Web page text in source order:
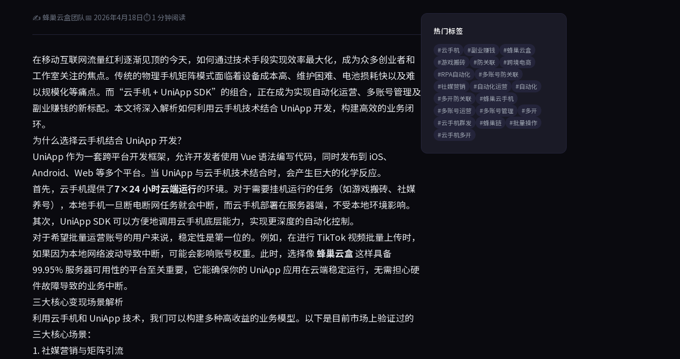
✍ 蜂巢云盒团队📅 2026年4月18日⏱ 1 分钟阅读
在移动互联网流量红利逐渐见顶的今天，如何通过技术手段实现效率最大化，成为众多创业者和
工作室关注的焦点。传统的物理手机矩阵模式面临着设备成本高、维护困难、电池损耗快以及难
以规模化等痛点。而“云手机 + UniApp SDK”的组合，正在成为实现自动化运营、多账号管理及
副业赚钱的新标配。本文将深入解析如何利用云手机技术结合 UniApp 开发，构建高效的业务闭
环。
为什么选择云手机结合 UniApp 开发？
UniApp 作为一套跨平台开发框架，允许开发者使用 Vue 语法编写代码，同时发布到 iOS、
Android、Web 等多个平台。当 UniApp 与云手机技术结合时，会产生巨大的化学反应。
首先，云手机提供了7×24 小时云端运行的环境。对于需要挂机运行的任务（如游戏搬砖、社媒
养号），本地手机一旦断电断网任务就会中断，而云手机部署在服务器端，不受本地环境影响。
其次，UniApp SDK 可以方便地调用云手机底层能力，实现更深度的自动化控制。
对于希望批量运营账号的用户来说，稳定性是第一位的。例如，在进行 TikTok 视频批量上传时，
如果因为本地网络波动导致中断，可能会影响账号权重。此时，选择像蜂巢云盒这样具备
99.95% 服务器可用性的平台至关重要，它能确保你的 UniApp 应用在云端稳定运行，无需担心硬
件故障导致的业务中断。
三大核心变现场景解析
利用云手机和 UniApp 技术，我们可以构建多种高收益的业务模型。以下是目前市场上验证过的
三大核心场景：
1. 社媒营销与矩阵引流
热门标签
#云手机 #副业赚钱
#蜂巢云盒
#游戏搬砖
#防关联
#跨境电商
#RPA自动化
#多账号防关联
#社媒营销
#自动化运营
#自动化
#多开防关联
#蜂巢云手机
#多账号运营
#多账号管理
#多开
#云手机群发
#蜂巢链
#批量操作
#云手机多开